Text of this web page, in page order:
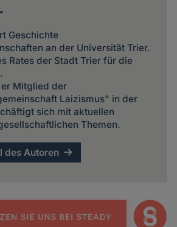
Geschichte
an der Universität Trier.
Rates der Stadt Trier für die
er Mitglied der
Laizismus" in der
sich mit aktuellen
Themen.
des Autoren